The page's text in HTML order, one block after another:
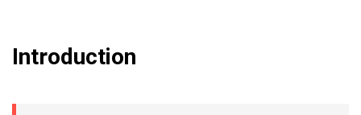
Introduction